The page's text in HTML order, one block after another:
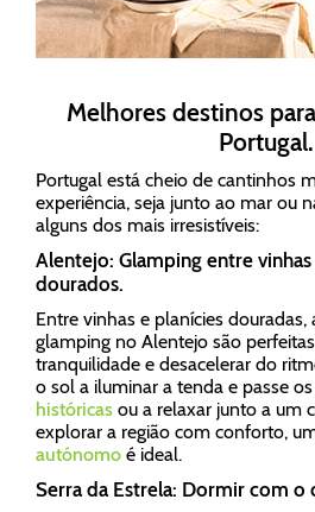
Melhores destinos
Portugal.
Portugal está cheio de cantinhos
experiência, seja junto ao mar ou
alguns dos mais irresistíveis:
Alentejo: Glamping entre
dourados.
Entre vinhas e planícies
glamping no Alentejo são
tranquilidade e desacelerar do
o sol a iluminar a tenda e passe
históricas ou a relaxar junto a um
explorar a região com conforto,
autónomo é ideal.
Serra da Estrela: Dormir com o